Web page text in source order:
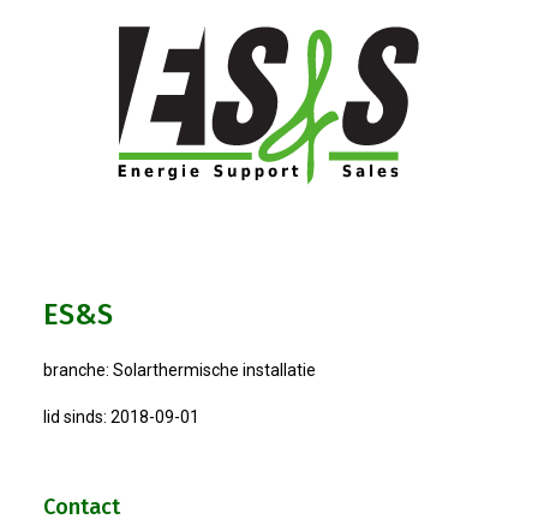
Statuten
IJshal De Vliet Nodigt Ons Uit!
Bezoek Aan Mike Van Bemmelen
Bezoek Aan Swetterhage
ES&S
branche: Solarthermische installatie
lid sinds: 2018-09-01
Contact